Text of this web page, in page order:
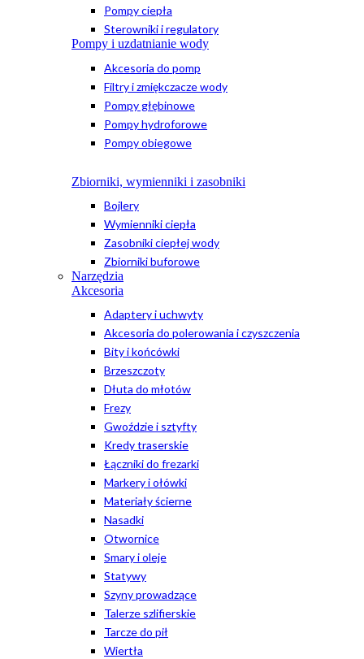
Pompy ciepła
Sterowniki i regulatory
Pompy i uzdatnianie wody
Akcesoria do pomp
Filtry i zmiękczacze wody
Pompy głębinowe
Pompy hydroforowe
Pompy obiegowe
Zbiorniki, wymienniki i zasobniki
Bojlery
Wymienniki ciepła
Zasobniki ciepłej wody
Zbiorniki buforowe
Narzędzia
Akcesoria
Adaptery i uchwyty
Akcesoria do polerowania i czyszczenia
Bity i końcówki
Brzeszczoty
Dłuta do młotów
Frezy
Gwoździe i sztyfty
Kredy traserskie
Łączniki do frezarki
Markery i ołówki
Materiały ścierne
Nasadki
Otwornice
Smary i oleje
Statywy
Szyny prowadzące
Talerze szlifierskie
Tarcze do pił
Wiertła